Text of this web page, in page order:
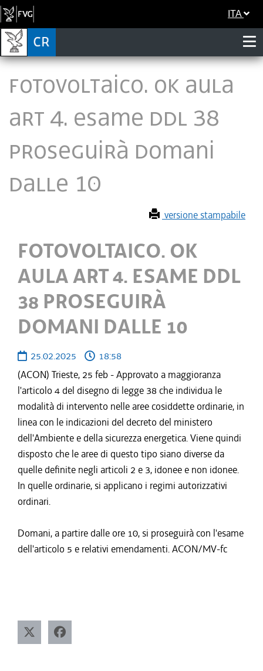
ITA
FOTOVOLTAICO. OK AULA
ART 4. ESAME DDL 38
PROSEGUIRÀ DOMANI
DALLE 10
versione stampabile
FOTOVOLTAICO. OK
AULA ART 4. ESAME DDL
38 PROSEGUIRÀ
DOMANI DALLE 10
25.02.2025
18:58
(ACON) Trieste, 25 feb - Approvato a maggioranza
l'articolo 4 del disegno di legge 38 che individua le
modalità di intervento nelle aree cosiddette ordinarie, in
linea con le indicazioni del decreto del ministero
dell'Ambiente e della sicurezza energetica. Viene quindi
disposto che le aree di questo tipo siano diverse da
quelle definite negli articoli 2 e 3, idonee e non idonee.
In quelle ordinarie, si applicano i regimi autorizzativi
ordinari.
Domani, a partire dalle ore 10, si proseguirà con l'esame
dell'articolo 5 e relativi emendamenti. ACON/MV-fc